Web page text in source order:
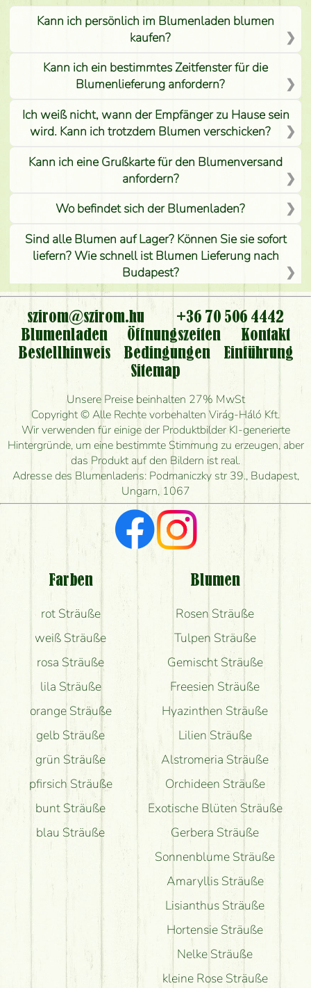
Kann ich persönlich im Blumenladen blumen
kaufen?
Kann ich ein bestimmtes Zeitfenster für die
Blumenlieferung anfordern?
Ich weiß nicht, wann der Empfänger zu Hause sein
wird. Kann ich trotzdem Blumen verschicken?
Kann ich eine Grußkarte für den Blumenversand
anfordern?
Wo befindet sich der Blumenladen?
Sind alle Blumen auf Lager? Können Sie sie sofort
liefern? Wie schnell ist Blumen Lieferung nach
Budapest?
Ist der Blumenladen non stop geöffnet?
Kann ich den bestellten Blumenstrauß persönlich
nehmen oder nur per Blumenversand?
Ist eine Bestellung für ländliche Gebiete möglich?
Wie lange kann ich heute Blumen mit Lieferung
bestellen?
Wie schnell können Sie den Blumenstrauß
herstellen und wann können Sie ihn frühestens
liefern?
Ich suche rote Rosen, hast du welche?
Welche Rückmeldungen bekomme ich zum
Blumenversand?
Bekomme ich wirklich, was auf dem Bild zu sehen
szirom@szirom.hu
+36 70 506 4442
Blumenladen
Öffnungszeiten
Kontakt
Bestellhinweis
Bedingungen
Einführung
Sitemap
Unsere Preise beinhalten 27% MwSt
Copyright © Alle Rechte vorbehalten Virág-Háló Kft.
Wir verwenden für einige der Produktbilder KI-generierte
Hintergründe, um eine bestimmte Stimmung zu erzeugen, aber
das Produkt auf den Bildern ist real.
Adresse des Blumenladens: Podmaniczky str 39., Budapest,
Ungarn, 1067
Farben
rot Sträuße
weiß Sträuße
rosa Sträuße
lila Sträuße
orange Sträuße
gelb Sträuße
grün Sträuße
pfirsich Sträuße
bunt Sträuße
blau Sträuße
Blumen
Rosen Sträuße
Tulpen Sträuße
Gemischt Sträuße
Freesien Sträuße
Hyazinthen Sträuße
Lilien Sträuße
Alstromeria Sträuße
Orchideen Sträuße
Exotische Blüten Sträuße
Gerbera Sträuße
Sonnenblume Sträuße
Amaryllis Sträuße
Lisianthus Sträuße
Hortensie Sträuße
Nelke Sträuße
kleine Rose Sträuße